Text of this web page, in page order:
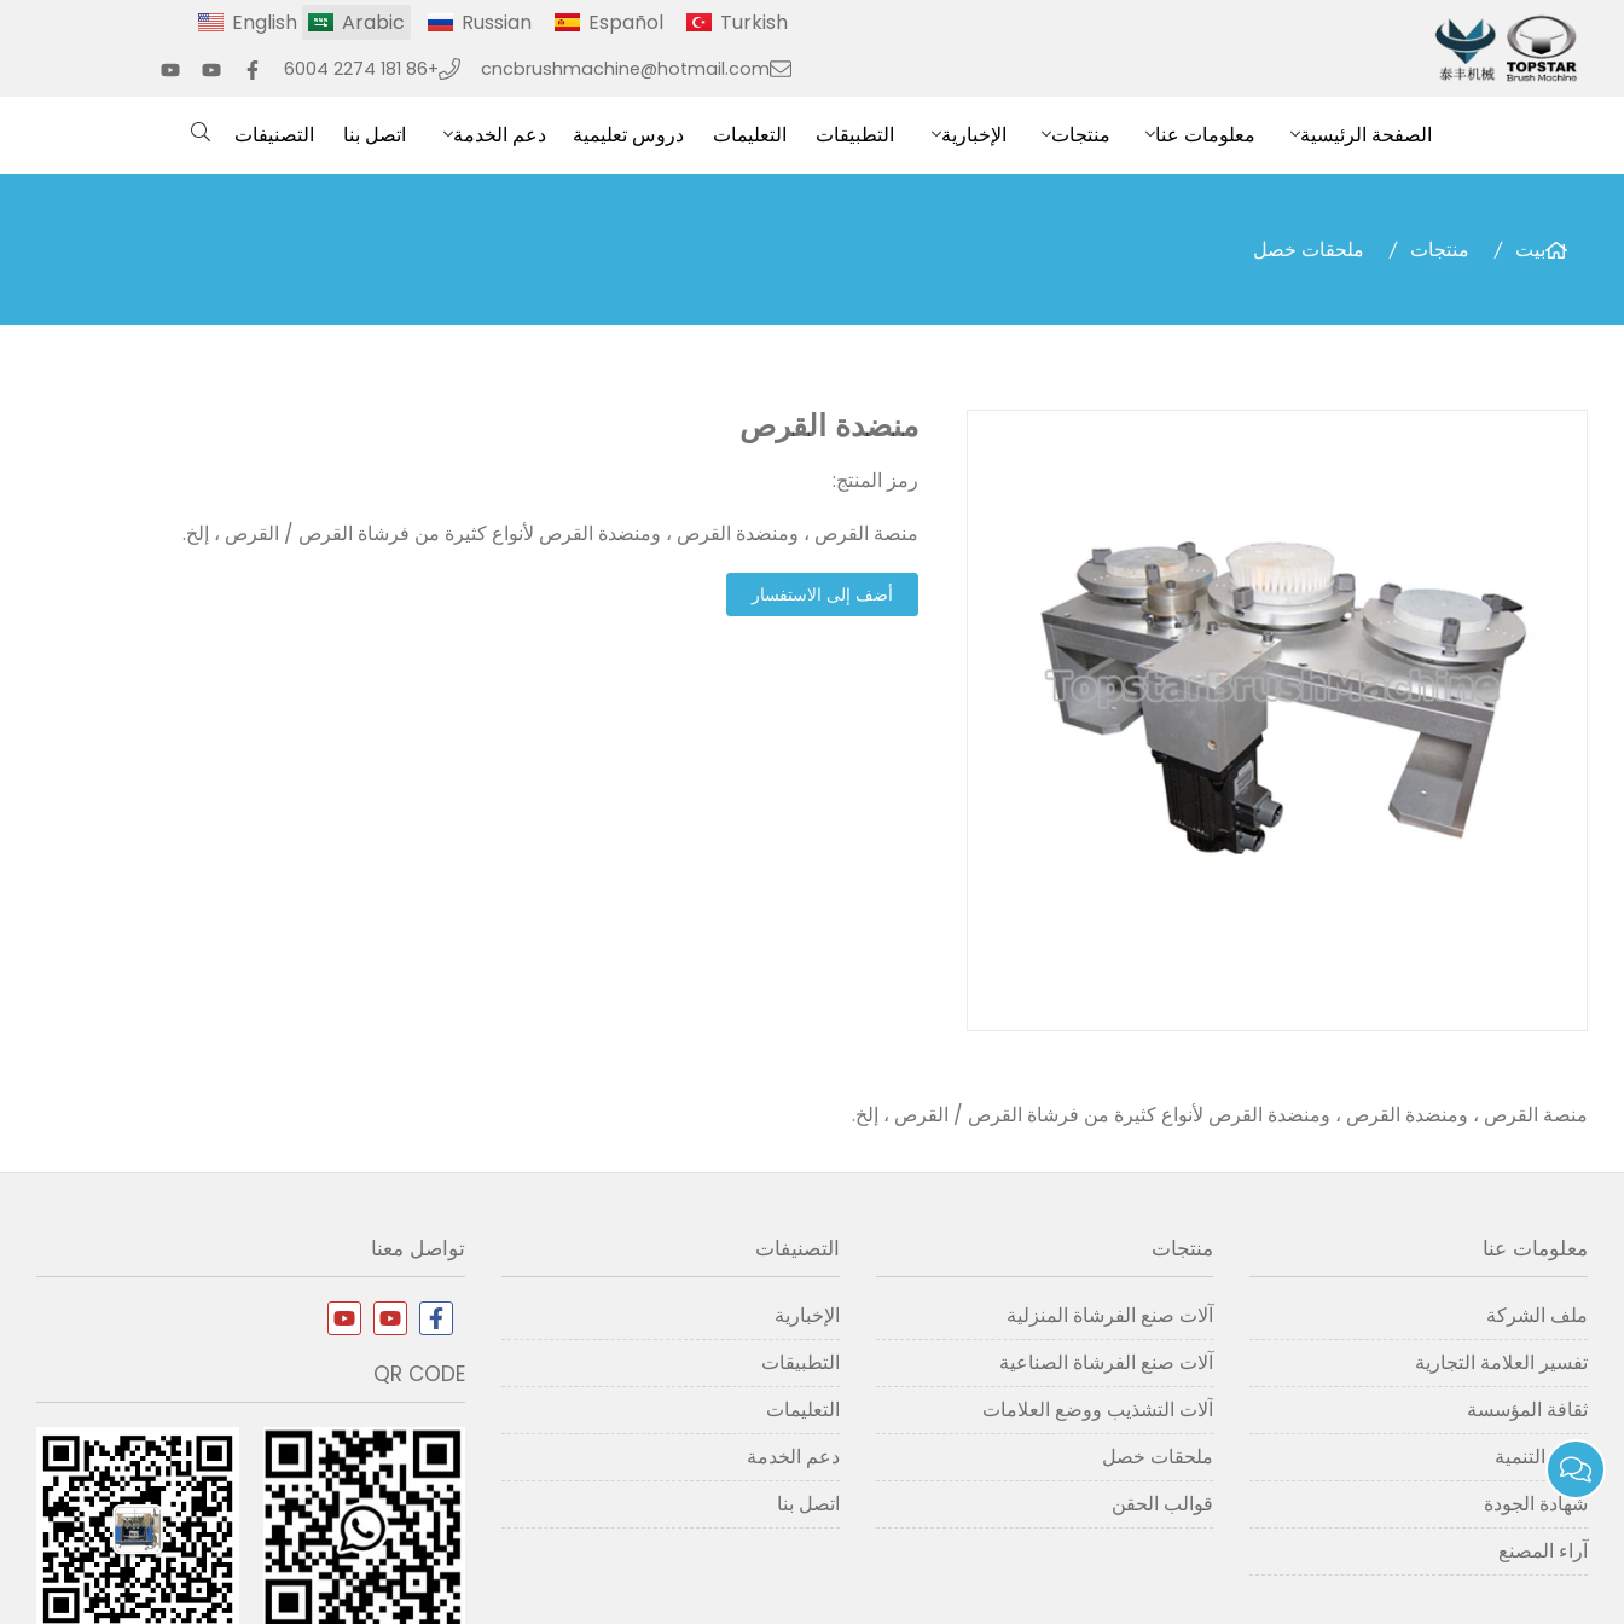
English Arabic Russian Español Turkish
cncbrushmachine@hotmail.com
+86 181 2274 6004
الصفحة الرئيسية معلومات عنا منتجات الإخبارية التطبيقات التعليمات دروس تعليمية دعم الخدمة اتصل بنا التصنيفات
بيت منتجات ملحقات خصل
منضدة القرص
رمز المنتج:
منصة القرص ، ومنضدة القرص ، ومنضدة القرص لأنواع كثيرة من فرشاة القرص / القرص ، إلخ.
أضف إلى الاستفسار
منصة القرص ، ومنضدة القرص ، ومنضدة القرص لأنواع كثيرة من فرشاة القرص / القرص ، إلخ.
معلومات عنا
ملف الشركة
تفسير العلامة التجارية
ثقافة المؤسسة
تاريخ التنمية
شهادة الجودة
آراء المصنع
منتجات
آلات صنع الفرشاة المنزلية
آلات صنع الفرشاة الصناعية
آلات التشذيب ووضع العلامات
ملحقات خصل
قوالب الحقن
التصنيفات
الإخبارية
التطبيقات
التعليمات
دعم الخدمة
اتصل بنا
تواصل معنا
QR CODE